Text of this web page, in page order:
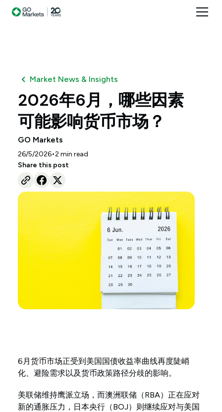
Market News & Insights
2026年6月，哪些因素
可能影响货币市场？
GO Markets
26/5/2026•2 min read
Share this post
6月货币市场正受到美国国债收益率曲线再度陡峭
化、避险需求以及货币政策路径分歧的影响。
美联储维持鹰派立场，而澳洲联储（RBA）正在应对
新的通胀压力，日本央行（BOJ）则继续应对与美国